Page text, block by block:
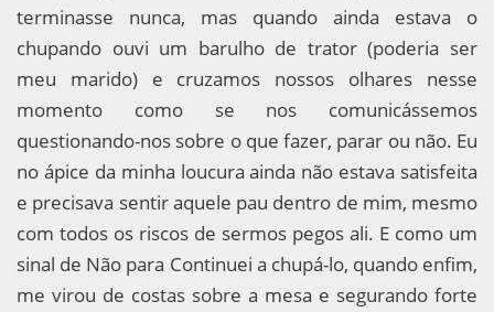
terminasse nunca, mas quando ainda estava o
chupando ouvi um barulho de trator (poderia ser
meu marido) e cruzamos nossos olhares nesse
momento como se nos comunicássemos
questionando-nos sobre o que fazer, parar ou não. Eu
no ápice da minha loucura ainda não estava satisfeita
e precisava sentir aquele pau dentro de mim, mesmo
com todos os riscos de sermos pegos ali. E como um
sinal de Não para Continuei a chupá-lo, quando enfim,
me virou de costas sobre a mesa e segurando forte